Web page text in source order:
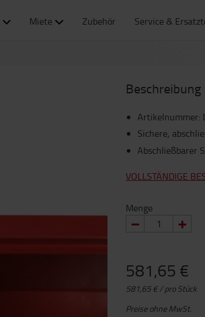
Miete Zubehör Service &
Beschreibung
Artikelnummer:
Sichere,
Abschließbarer
VOLLSTÄNDIGE
Menge
581,65 €
581,65 € / pro Stück
Preise ohne MwSt.